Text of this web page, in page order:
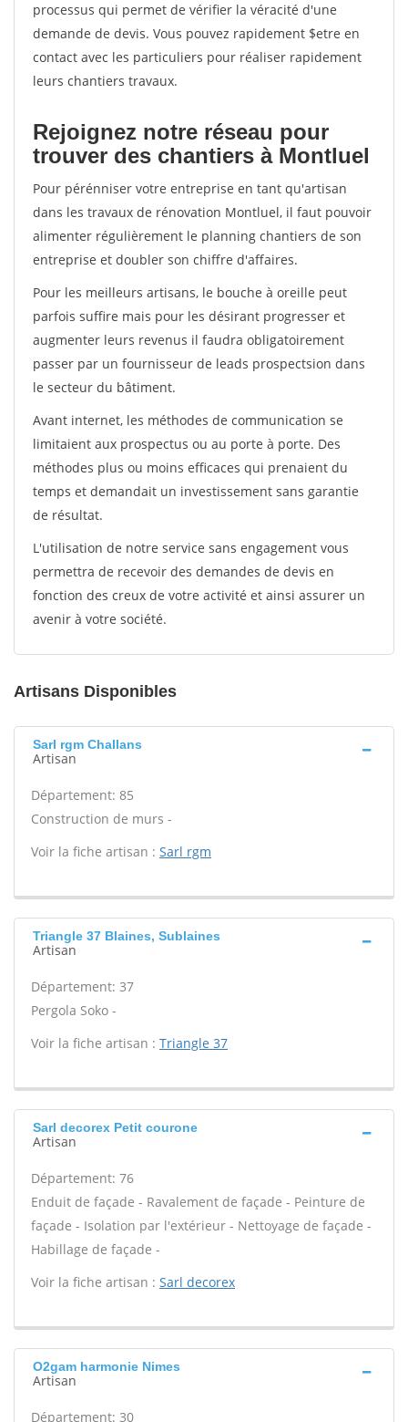
processus qui permet de vérifier la véracité d'une
demande de devis. Vous pouvez rapidement $etre en
contact avec les particuliers pour réaliser rapidement
leurs chantiers travaux.
Rejoignez notre réseau pour
trouver des chantiers à Montluel
Pour pérénniser votre entreprise en tant qu'artisan
dans les travaux de rénovation Montluel, il faut pouvoir
alimenter régulièrement le planning chantiers de son
entreprise et doubler son chiffre d'affaires.
Pour les meilleurs artisans, le bouche à oreille peut
parfois suffire mais pour les désirant progresser et
augmenter leurs revenus il faudra obligatoirement
passer par un fournisseur de leads prospectsion dans
le secteur du bâtiment.
Avant internet, les méthodes de communication se
limitaient aux prospectus ou au porte à porte. Des
méthodes plus ou moins efficaces qui prenaient du
temps et demandait un investissement sans garantie
de résultat.
L'utilisation de notre service sans engagement vous
permettra de recevoir des demandes de devis en
fonction des creux de votre activité et ainsi assurer un
avenir à votre société.
Artisans Disponibles
Sarl rgm Challans
Artisan
Département: 85
Construction de murs -
Voir la fiche artisan : Sarl rgm
Triangle 37 Blaines, Sublaines
Artisan
Département: 37
Pergola Soko -
Voir la fiche artisan : Triangle 37
Sarl decorex Petit courone
Artisan
Département: 76
Enduit de façade - Ravalement de façade - Peinture de
façade - Isolation par l'extérieur - Nettoyage de façade -
Habillage de façade -
Voir la fiche artisan : Sarl decorex
O2gam harmonie Nimes
Artisan
Département: 30